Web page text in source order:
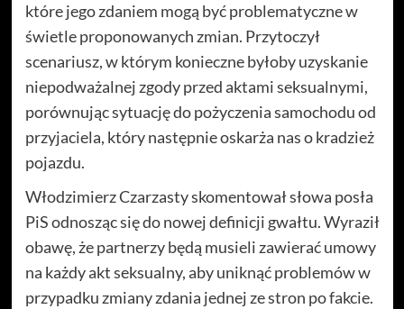
które jego zdaniem mogą być problematyczne w
świetle proponowanych zmian. Przytoczył
scenariusz, w którym konieczne byłoby uzyskanie
niepodważalnej zgody przed aktami seksualnymi,
porównując sytuację do pożyczenia samochodu od
przyjaciela, który następnie oskarża nas o kradzież
pojazdu.
Włodzimierz Czarzasty skomentował słowa posła
PiS odnosząc się do nowej definicji gwałtu. Wyraził
obawę, że partnerzy będą musieli zawierać umowy
na każdy akt seksualny, aby uniknąć problemów w
przypadku zmiany zdania jednej ze stron po fakcie.